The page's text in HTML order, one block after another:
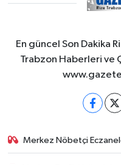
En güncel Son Dakika
Trabzon Haberleri ve
Merkez Nöbetçi